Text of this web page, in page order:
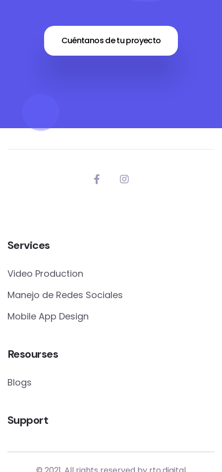
Cuéntanos de tu proyecto
Services
Video Production
Manejo de Redes Sociales
Mobile App Design
Resourses
Blogs
Support